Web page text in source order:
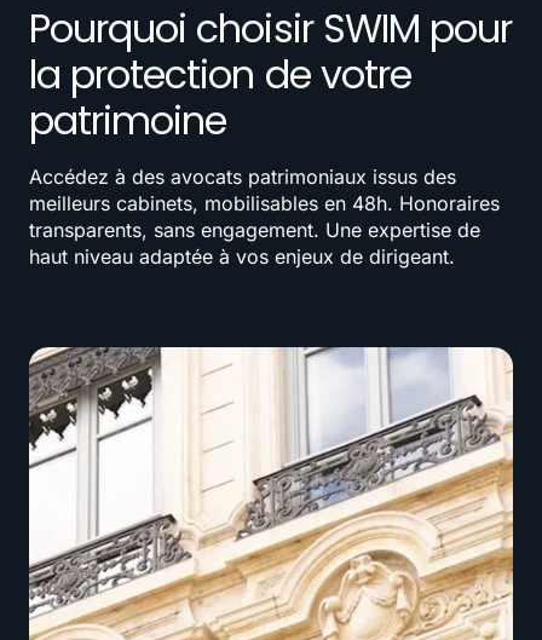
Pourquoi choisir SWIM pour
la protection de votre
patrimoine
Accédez à des avocats patrimoniaux issus des
meilleurs cabinets, mobilisables en 48h. Honoraires
transparents, sans engagement. Une expertise de
haut niveau adaptée à vos enjeux de dirigeant.